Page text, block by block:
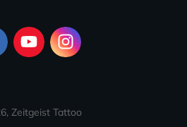
, Zeitgeist Tattoo